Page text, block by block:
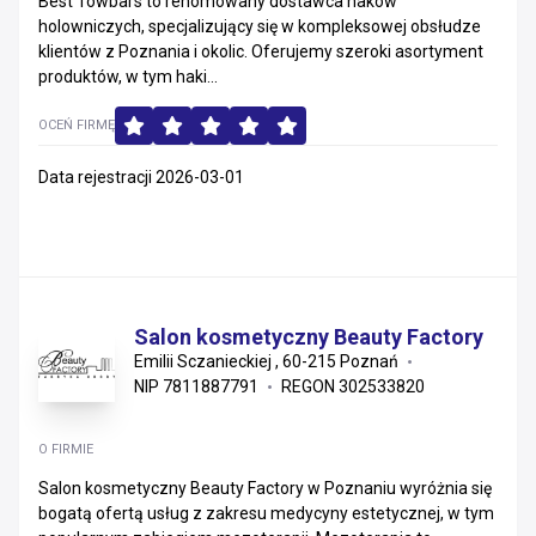
holowniczych, specjalizujący się w kompleksowej obsłudze
klientów z Poznania i okolic. Oferujemy szeroki asortyment
produktów, w tym haki...
OCEŃ FIRMĘ
Data rejestracji 2026-03-01
Salon kosmetyczny Beauty Factory
Emilii Sczanieckiej , 60-215 Poznań
NIP 7811887791
REGON 302533820
O FIRMIE
Salon kosmetyczny Beauty Factory w Poznaniu wyróżnia się
bogatą ofertą usług z zakresu medycyny estetycznej, w tym